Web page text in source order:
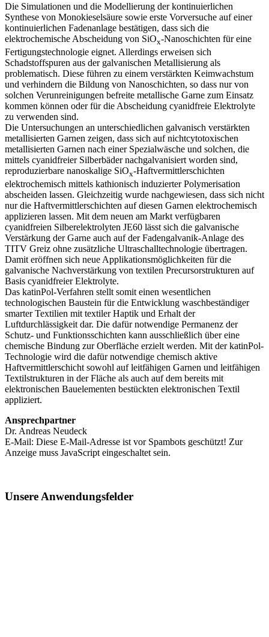
Die Simulationen und die Modellierung der kontinuierlichen
Synthese von Monokieselsäure sowie erste Vorversuche auf einer
kontinuierlichen Fadenanlage bestätigen, dass sich die
elektrochemische Abscheidung von SiOx-Nanoschichten für eine
Fertigungstechnologie eignet. Allerdings erweisen sich
Schadstoffspuren aus der galvanischen Metallisierung als
problematisch. Diese führen zu einem verstärkten Keimwachstum
und verhindern die Bildung von Nanoschichten, so dass nur von
solchen Verunreinigungen befreite metallische Garne zum Einsatz
kommen können oder für die Abscheidung cyanidfreie Elektrolyte
zu verwenden sind.
Die Untersuchungen an unterschiedlichen galvanisch verstärkten
metallisierten Garnen zeigen, dass sich auf nichtcytotoxischen
metallisierten Garnen nach einer Spezialwäsche und solchen, die
mittels cyanidfreier Silberbäder nachgalvanisiert worden sind,
reproduzierbare nanoskalige SiOx-Haftvermittlerschichten
elektrochemisch mittels kathionisch induzierter Polymerisation
abscheiden lassen. Gleichzeitig wurde nachgewiesen, dass sich nicht
nur die Haft­vermittlerschichten auf diesen Garnen elektrochemisch
applizieren lassen. Mit dem neuen am Markt verfügbaren
cyanidfreien Silberelektrolyten JE60 lässt sich die galvanische
Verstärkung der Garne auch auf der Fadengalvanik-Anlage des
TITV Greiz ohne zusätzliche Ultraschalltechnologie übertragen.
Damit eröffnen sich neue Applikations­möglichkeiten für die
galvanische Nachverstärkung von textilen Precursorstrukturen auf
Basis cyanidfreier Elektrolyte.
Das katinPol-Verfahren stellt somit einen wesentlichen
technologischen Baustein für die Entwicklung waschbeständiger
smarter Textilien mit textiler Haptik und Erhalt der
Luftdurchlässigkeit dar. Die dafür notwendige Permanenz der
Schutz- und Funktionsschichten kann ausschließlich über eine
chemische Bindung zur Oberfläche erzielt werden. Mit der katinPol-
Technologie wird die dafür notwendige chemisch aktive
Haftvermittlerschicht sowohl auf leitfähigen Garnen und leitfähigen
Textilstrukturen in der Fläche als auch auf dem bereits mit
elektronischen Bauelementen bestückten elektronischen Textil
appliziert.
Ansprechpartner
Dr. Andreas Neudeck
E-Mail: Diese E-Mail-Adresse ist vor Spambots geschützt! Zur
Anzeige muss JavaScript eingeschaltet sein.
Unsere Anwendungsfelder